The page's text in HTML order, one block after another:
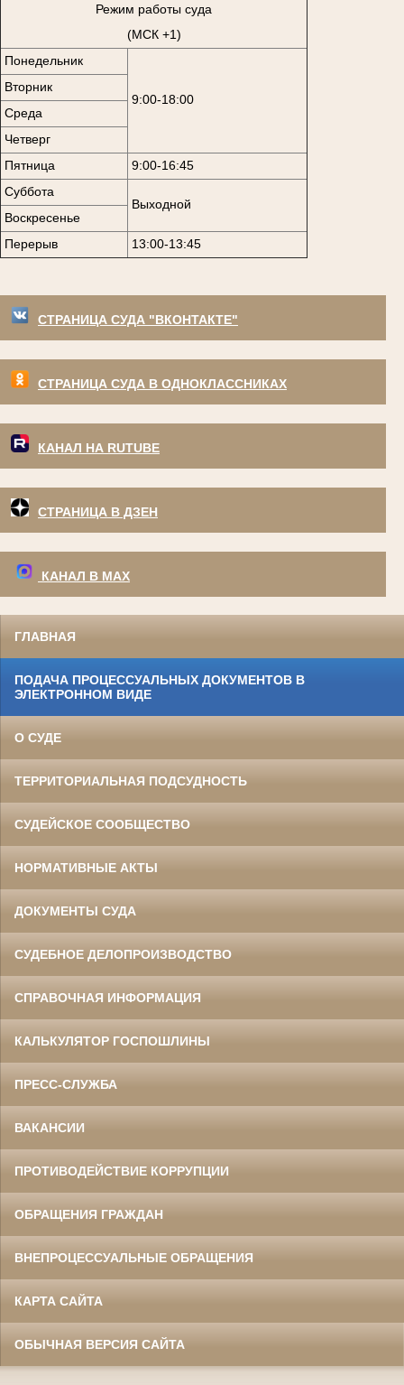
Режим работы суда
(МСК +1)
Понедельник
9:00-18:00
Вторник
Среда
Четверг
Пятница
9:00-16:45
Суббота
Выходной
Воскресенье
Перерыв
13:00-13:45
СТРАНИЦА СУДА "ВКОНТАКТЕ"
СТРАНИЦА СУДА В ОДНОКЛАССНИКАХ
КАНАЛ НА RUTUBE
СТРАНИЦА В ДЗЕН
КАНАЛ В МАХ
ГЛАВНАЯ
ПОДАЧА ПРОЦЕССУАЛЬНЫХ ДОКУМЕНТОВ В
ЭЛЕКТРОННОМ ВИДЕ
О СУДЕ
ТЕРРИТОРИАЛЬНАЯ ПОДСУДНОСТЬ
СУДЕЙСКОЕ СООБЩЕСТВО
НОРМАТИВНЫЕ АКТЫ
ДОКУМЕНТЫ СУДА
СУДЕБНОЕ ДЕЛОПРОИЗВОДСТВО
СПРАВОЧНАЯ ИНФОРМАЦИЯ
КАЛЬКУЛЯТОР ГОСПОШЛИНЫ
ПРЕСС-СЛУЖБА
ВАКАНСИИ
ПРОТИВОДЕЙСТВИЕ КОРРУПЦИИ
ОБРАЩЕНИЯ ГРАЖДАН
ВНЕПРОЦЕССУАЛЬНЫЕ ОБРАЩЕНИЯ
КАРТА САЙТА
ОБЫЧНАЯ ВЕРСИЯ САЙТА